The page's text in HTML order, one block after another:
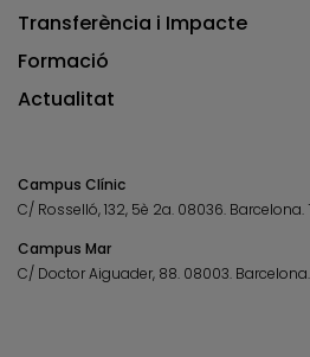
Transferència i Impacte
Formació
Actualitat
Campus Clínic
C/ Rosselló, 132, 5è 2a. 08036. Barcelona.
Campus Mar
C/ Doctor Aiguader, 88. 08003. Barcelona.